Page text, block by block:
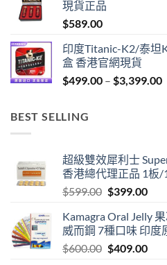
現貨正品
$589.00
印度Titanic-K2/泰坦
盒 香港官網現貨
$499.00 – $3,399.00
BEST SELLING
超級雙效犀利士
香港總代理正品 1板/
$599.00 Original
was:
$599.00.
$399.00
is:
Kamagra Oral Jelly
威而鋼 7種口味 印度
$600.00 Original
$409.00